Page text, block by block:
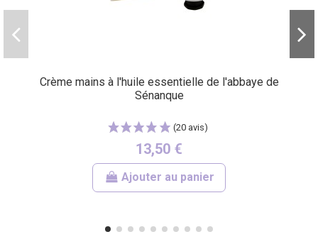
Crème mains à l'huile essentielle de l'abbaye de
Sénanque
13,50 €
Ajouter au panier